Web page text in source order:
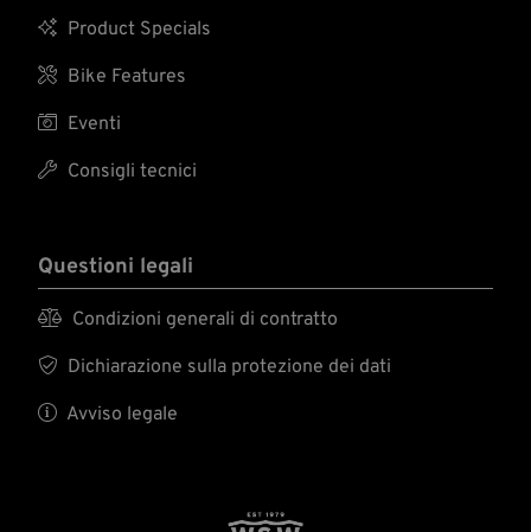
 Product Specials
 Bike Features
 Eventi
 Consigli tecnici
Questioni legali
 Condizioni generali di contratto
 Dichiarazione sulla protezione dei dati
 Avviso legale